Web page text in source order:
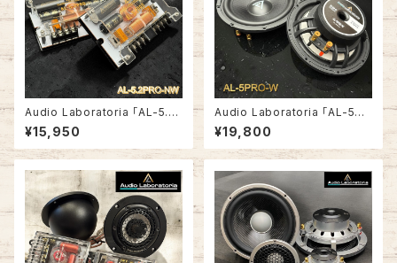
Audio Laboratoria 「AL-5.2
PRO-NW」 ワイドレンジユニッ
ト用2wayパッシブクロスオーバ
ー ペア
¥15,950
Audio Laboratoria 「AL-5PR
O-W」 6.5インチミッドバス
¥19,800